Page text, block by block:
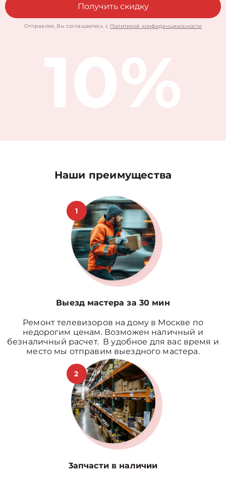
Получить скидку
Отправляя, Вы соглашаетесь с Политикой конфиденциальности
Наши преимущества
1
Выезд мастера за 30 мин
Ремонт телевизоров на дому в Москве по
недорогим ценам. Возможен наличный и
безналичный расчет. В удобное для вас время и
место мы отправим выездного мастера.
2
3апчасти в наличии